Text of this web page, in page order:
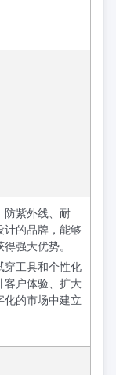
防紫外线、耐
计的品牌，能够
强大优势。
穿工具和个性化
客户体验、扩大
化的市场中建立